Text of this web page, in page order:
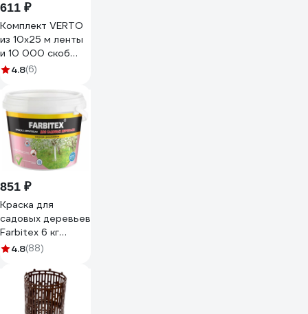
611 ₽
Комплект VERTO
из 10x25 м ленты
и 10 000 скоб
15G456
4.8(6)
851 ₽
Краска для
садовых деревьев
Farbitex 6 кг
4300008410
4.8(88)